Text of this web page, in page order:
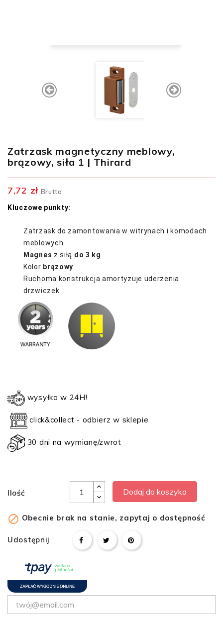
Zatrzask magnetyczny meblowy,
brązowy, siła 1 | Thirard
7,72 zł Brutto
Kluczowe punkty:
Zatrzask do zamontowania w witrynach i komodach
meblowych
Magnes z siłą do 3 kg
Kolor brązowy
Ruchoma konstrukcja amortyzuje uderzenia
drzwiczek
wysyłka w 24H!
click&collect - odbierz w sklepie
30 dni na wymianę/zwrot
Ilość Dodaj do koszyka
 Obecnie brak na stanie, zapytaj o dostępność
Udostępnij